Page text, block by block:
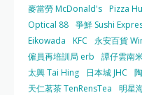
麥當勞 McDonald's Pizza
Optical 88 爭鮮 Sushi
Eikowada
KFC 永安百貨
僱員再培訓局 erb
譚仔雲南
太興 Tai Hing
日本城 JHC
天仁茗茶 TenRensTea
明星